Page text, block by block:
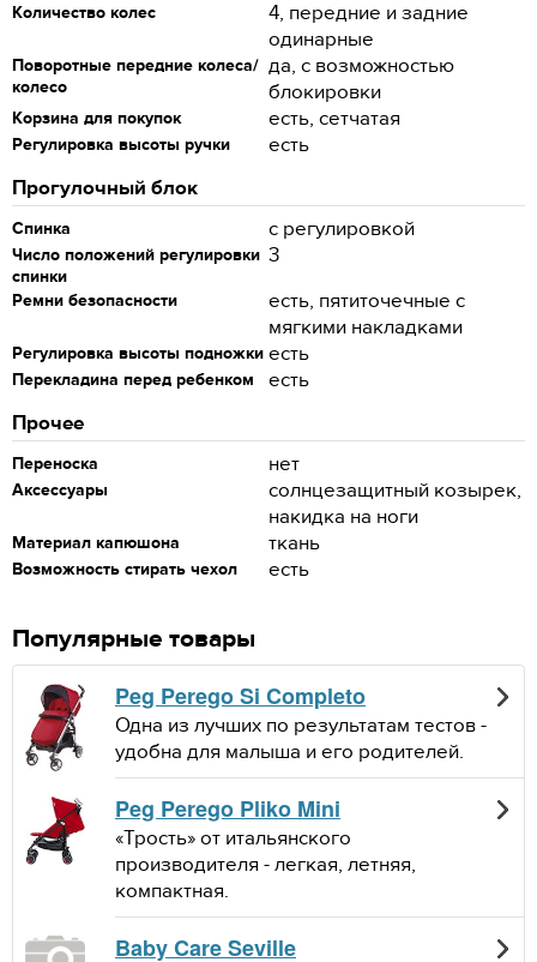
Количество колес
4, передние и задние
одинарные
Поворотные передние колеса/
колесо
да, с возможностью
блокировки
Корзина для покупок есть, сетчатая
Регулировка высоты ручки
есть
Прогулочный блок
Спинка с регулировкой
Число положений регулировки
спинки
3
Ремни безопасности
есть, пятиточечные с
мягкими накладками
Регулировка высоты подножки есть
Перекладина перед ребенком
есть
Прочее
Переноска нет
Аксессуары
солнцезащитный козырек,
накидка на ноги
Материал капюшона ткань
Возможность стирать чехол есть
Популярные товары
Peg Perego Si Completo
Одна из лучших по результатам тестов -
удобна для малыша и его родителей.
Peg Perego Pliko Mini
«Трость» от итальянского
производителя - легкая, летняя,
компактная.
Baby Care Seville